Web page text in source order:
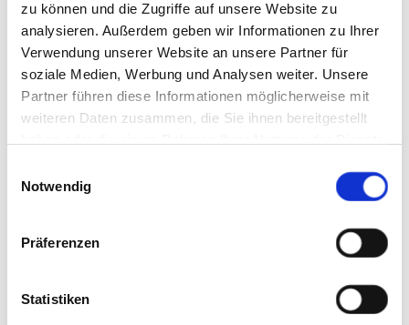
zu können und die Zugriffe auf unsere Website zu
analysieren. Außerdem geben wir Informationen zu Ihrer
Verwendung unserer Website an unsere Partner für
soziale Medien, Werbung und Analysen weiter. Unsere
Partner führen diese Informationen möglicherweise mit
weiteren Daten zusammen, die Sie ihnen bereitgestellt
Cookies, wenn Sie unsere Webseite weiterhin nutzen.
Notwendig
Präferenzen
Statistiken